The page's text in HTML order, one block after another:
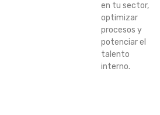
en tu sector,
optimizar
procesos y
potenciar el
talento
interno.